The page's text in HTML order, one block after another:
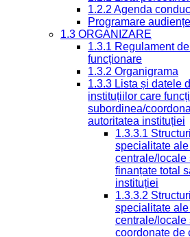
1.2.2 Agenda
Programare audiențe
1.3 ORGANIZARE
1.3.1 Regulament
funcționare
1.3.2 Organigrama
1.3.3 Lista și datele
instituțiilor care
subordinea/
autoritatea instituției
1.3.3.1
specialitate
centrale/
finanțate total
instituției
1.3.3.2
specialitate
centrale/
coordonate de